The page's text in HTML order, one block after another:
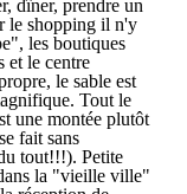
dîner, prendre un
le shopping il n'y
les boutiques
et le centre
le sable est
Tout le
une montée plutôt
fait sans
tout!!!). Petite
la "vieille ville"